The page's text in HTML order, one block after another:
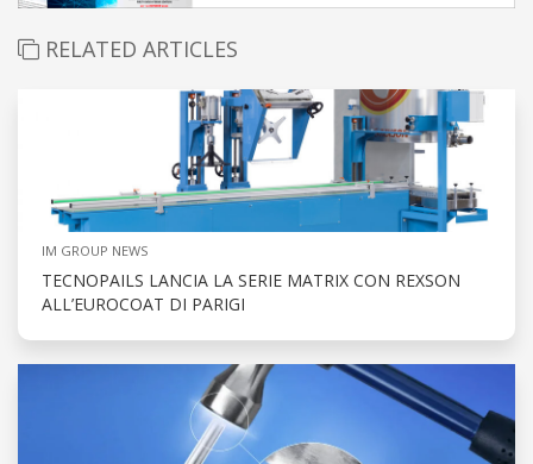
RELATED ARTICLES
IM GROUP NEWS
TECNOPAILS LANCIA LA SERIE MATRIX CON REXSON
ALL’EUROCOAT DI PARIGI